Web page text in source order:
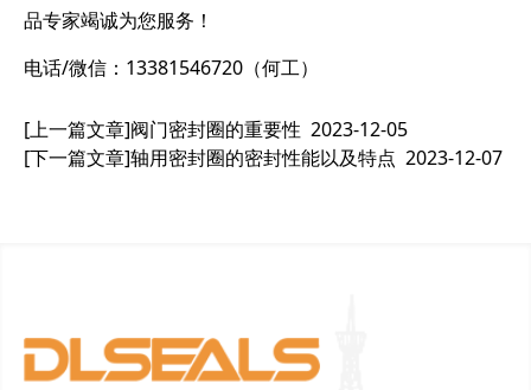
品专家竭诚为您服务！
电话/微信：13381546720（何工）
[上一篇文章]阀门密封圈的重要性 2023-12-05
[下一篇文章]轴用密封圈的密封性能以及特点 2023-12-07